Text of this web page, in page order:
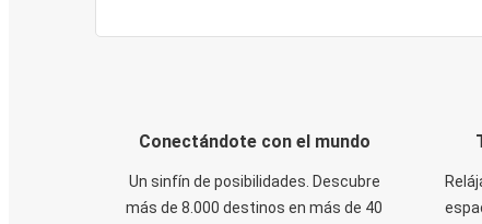
Conectándote con el mundo
Un sinfín de posibilidades. Descubre
más de 8.000 destinos en más de 40